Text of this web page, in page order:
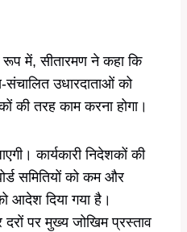
में, सीतारमण ने कहा कि
संचालित उधारदाताओं को
की तरह काम करना होगा।
कार्यकारी निदेशकों की
समितियों को कम और
आदेश दिया गया है।
दरों पर मुख्य जोखिम प्रस्ताव